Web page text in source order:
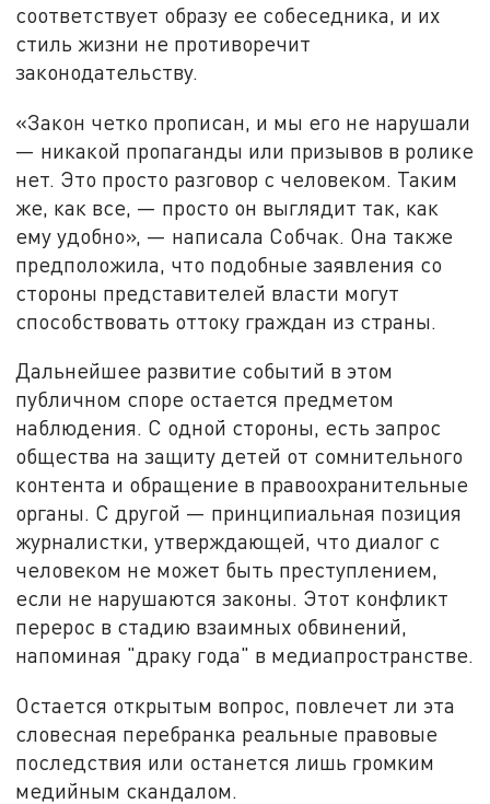
соответствует образу ее собеседника, и их
стиль жизни не противоречит
законодательству.
«Закон четко прописан, и мы его не нарушали
— никакой пропаганды или призывов в ролике
нет. Это просто разговор с человеком. Таким
же, как все, — просто он выглядит так, как
ему удобно», — написала Собчак. Она также
предположила, что подобные заявления со
стороны представителей власти могут
способствовать оттоку граждан из страны.
Дальнейшее развитие событий в этом
публичном споре остается предметом
наблюдения. С одной стороны, есть запрос
общества на защиту детей от сомнительного
контента и обращение в правоохранительные
органы. С другой — принципиальная позиция
журналистки, утверждающей, что диалог с
человеком не может быть преступлением,
если не нарушаются законы. Этот конфликт
перерос в стадию взаимных обвинений,
напоминая "драку года" в медиапространстве.
Остается открытым вопрос, повлечет ли эта
словесная перебранка реальные правовые
последствия или останется лишь громким
медийным скандалом.